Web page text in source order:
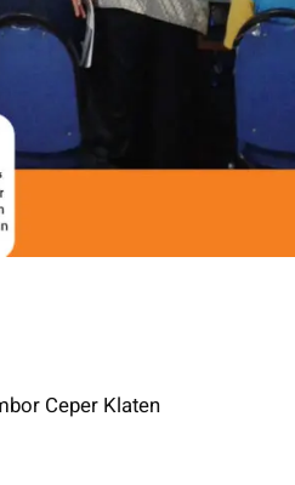
Ceper Klaten